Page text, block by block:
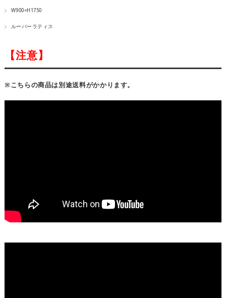
W900×H1750
ルーバーラティス
【注意】
※こちらの商品は別途送料がかかります。